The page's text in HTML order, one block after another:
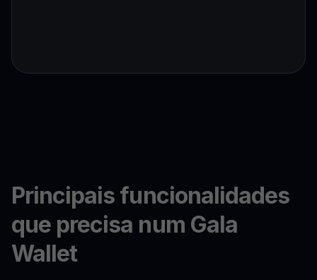
Principais funcionalidades
que precisa num Gala
Wallet